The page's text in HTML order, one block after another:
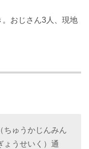
おじさん3人、現地
（ちゅうかじんみん
ょうせいく）通